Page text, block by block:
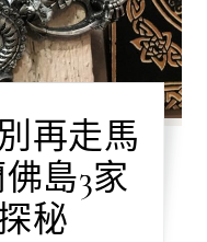
再走馬
島3家
秘